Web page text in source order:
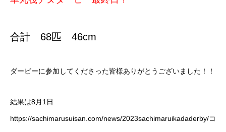
合計 68匹 46cm
ダービーに参加してくださった皆様ありがとうございました！！
結果は8月1日
https://sachimarusuisan.com/news/2023sachimaruikadaderby/コ